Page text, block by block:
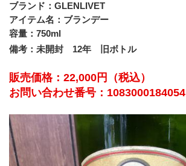
ブランド：GLENLIVET
アイテム名：ブランデー
容量：750ml
備考：未開封　12年　旧ボトル
販売価格：22,000円（税込）
お問い合わせ番号：1083000184054